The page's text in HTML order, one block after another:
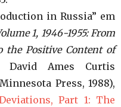
in Russia” em
1, 1946-1955: From
the Positive Content of
Ames Curtis
Press, 1988),
Part 1: The